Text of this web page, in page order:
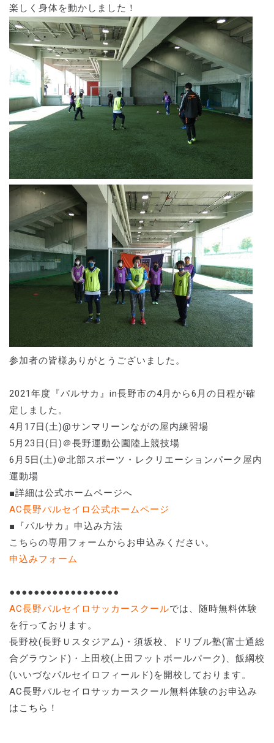
楽しく身体を動かしました！
参加者の皆様ありがとうございました。
2021年度『パルサカ』in長野市の4月から6月の日程が確
定しました。
4月17日(土)@サンマリーンながの屋内練習場
5月23日(日)＠長野運動公園陸上競技場
6月5日(土)＠北部スポーツ・レクリエーションパーク屋内
運動場
■詳細は公式ホームページへ
AC長野パルセイロ公式ホームページ
■『パルサカ』申込み方法
こちらの専用フォームからお申込みください。
申込みフォーム
●●●●●●●●●●●●●●●●●●
AC長野パルセイロサッカースクールでは、随時無料体験
を行っております。
長野校(長野Ｕスタジアム)・須坂校、ドリブル塾(富士通総
合グラウンド)・上田校(上田フットボールパーク)、飯綱校
(いいづなパルセイロフィールド)を開校しております。
AC長野パルセイロサッカースクール無料体験のお申込み
はこちら！